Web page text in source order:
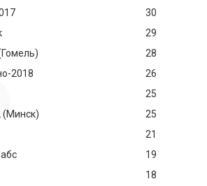
30
29
28
2018
26
25
25
21
19
18